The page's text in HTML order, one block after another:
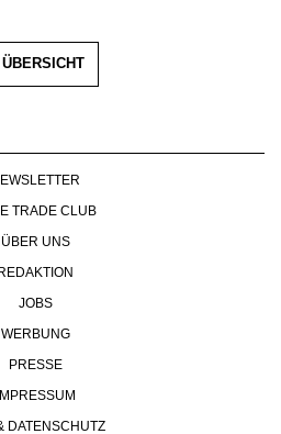
TRADE CLUB
ÜBER UNS
REDAKTION
JOBS
WERBUNG
PRESSE
IMPRESSUM
DATENSCHUTZ